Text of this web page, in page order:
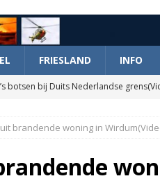
FRIESLAND INFO
botsen bij Duits Nederlandse
en wagen met stro in de brand in
brandende woning in